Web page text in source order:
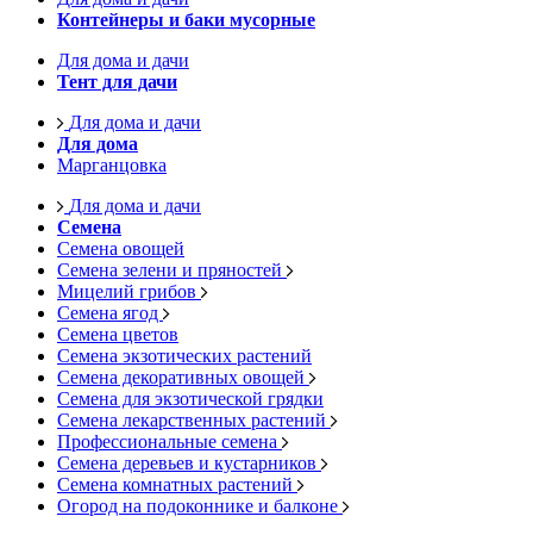
Контейнеры и баки мусорные
Для дома и дачи
Тент для дачи
Для дома и дачи
Для дома
Марганцовка
Для дома и дачи
Семена
Семена овощей
Семена зелени и пряностей
Мицелий грибов
Семена ягод
Семена цветов
Семена экзотических растений
Семена декоративных овощей
Семена для экзотической грядки
Семена лекарственных растений
Профессиональные семена
Семена деревьев и кустарников
Семена комнатных растений
Огород на подоконнике и балконе